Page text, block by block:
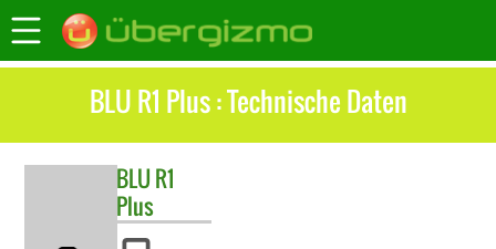
BLU R1 Plus : Technische Daten
BLUR1
Plus